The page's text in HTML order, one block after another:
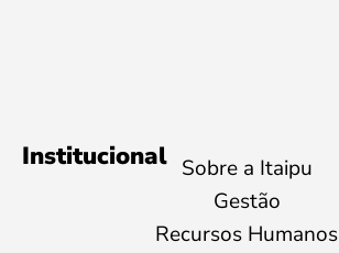
Institucional Sobre a Itaipu
Gestão
Recursos Humanos